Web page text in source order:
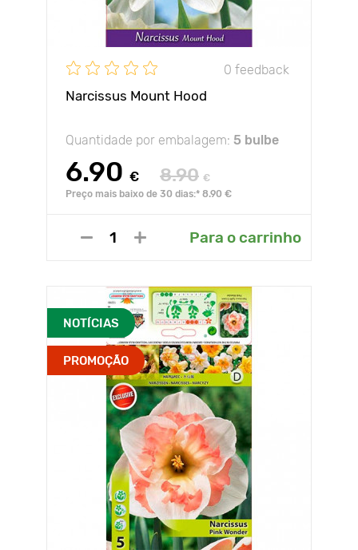
0 feedback
Narcissus Mount Hood
Quantidade por embalagem: 5 bulbe
6.90 € 8.90 €
Preço mais baixo de 30 dias:* 8.90 €
Para o carrinho
NOTÍCIAS
PROMOÇÃO